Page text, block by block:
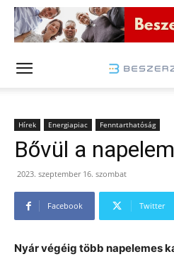
Hírek Energiapiac Fenntarthatóság
Bővül a
2023. szeptember 16. szombat
Facebook Twitter
Nyár végéig több napelemes